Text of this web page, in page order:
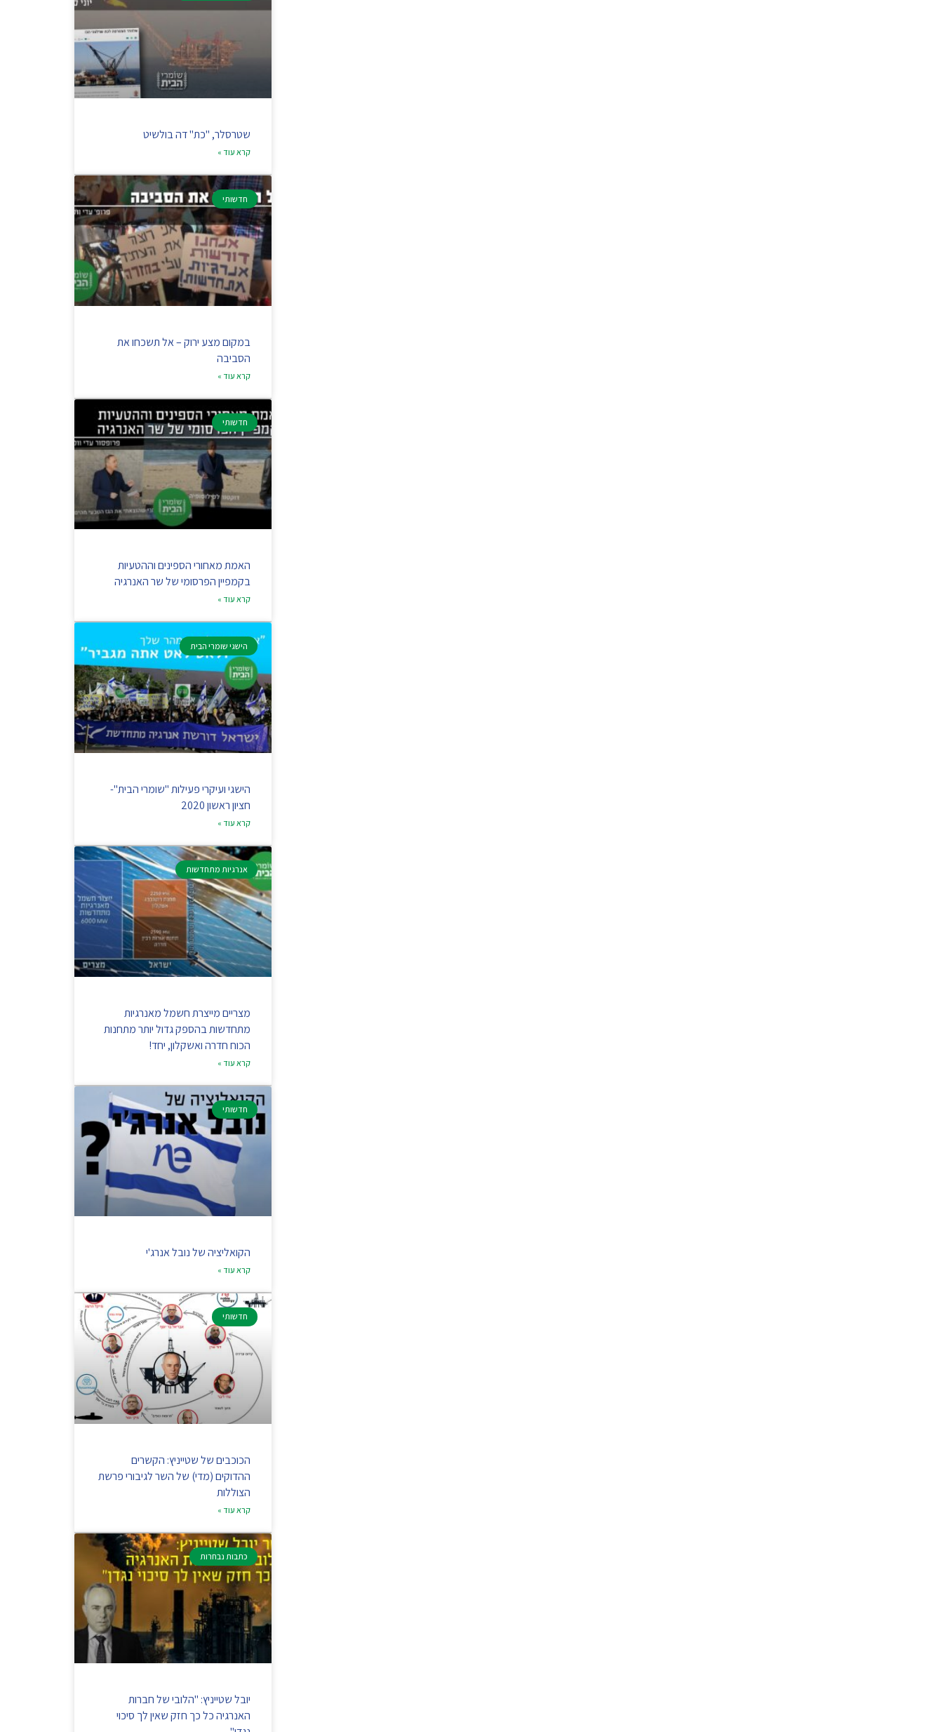
שטרסלר, "כת" דה בולשיט
קרא עוד »
חדשותי
במקום מצע ירוק – אל תשכחו את
הסביבה
קרא עוד »
חדשותי
האמת מאחורי הספינים וההטעיות
בקמפיין הפרסומי של שר האנרגיה
קרא עוד »
הישגי שומרי הבית
הישגי ועיקרי פעילות "שומרי הבית"-
חציון ראשון 2020
קרא עוד »
אנרגיות מתחדשות
מצריים מייצרת חשמל מאנרגיות
מתחדשות בהספק גדול יותר מתחנות
הכוח חדרה ואשקלון, יחד!
קרא עוד »
חדשותי
הקואליציה של נובל אנרג'י
קרא עוד »
חדשותי
הכוכבים של שטייניץ: הקשרים
ההדוקים (מדי) של השר לגיבורי פרשת
הצוללות
קרא עוד »
כתבות נבחרות
יובל שטייניץ: "הלובי של חברות
האנרגיה כל כך חזק שאין לך סיכוי